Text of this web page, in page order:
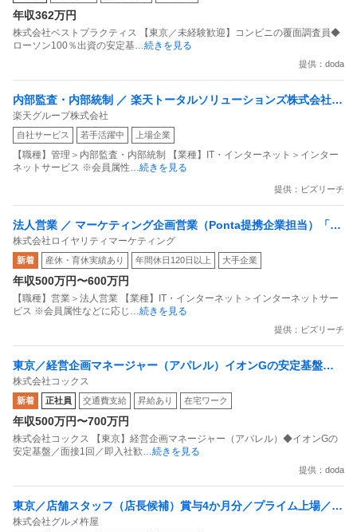
年収362万円
株式会社ベストプラクティス 【東京／未経験歓迎】コンビニの覆面調査員◆
ローソン100％出資の安定基 …続きを見る
提供：doda
内部監査・内部統制 ／ 楽天トータルソリューションズ株式会社
戦略事業コンプライアンス支援部 業務統制支援課：ショップコン
プライアンス推進担当（SBCSD）
楽天グループ株式会社
自社サービス 若手活躍中 上場企業
【職種】管理＞内部監査・内部統制 【業種】IT・インターネット＞インター
ネットサービス ※会員属性 …続きを見る
提供：ビズリーチ
法人営業 ／ マーケティング企画営業（Ponta提携企業担当）「国
内最大級の共通ポイントサービスを展開／無駄のない消費社会を
目指すデータマーケティングカンパニー」
株式会社ロイヤリティマーケティング
新着 産休・育休実績あり 年間休日120日以上 大手企業
年収500万円〜600万円
【職種】営業＞法人営業 【業種】IT・インターネット＞インターネットサー
ビス ※会員属性などに応じ
…続きを見る
提供：ビズリーチ
東京／経営企画マネージャー（アパレル）イオンGの安定基盤／
面接1回／即入社歓迎
株式会社コックス
新着 正社員 交通費支給 昇給あり 在宅ワーク
年収500万円〜700万円
株式会社コックス 【東京】経営企画マネージャー（アパレル）◆イオンGの
安定基盤／面接1回／即入社歓 …続きを見る
提供：doda
東京／店舗スタッフ（店長候補）賞与4か月分／プライム上場／残
業月15H以下／新店オープン多数
株式会社グルメ杵屋